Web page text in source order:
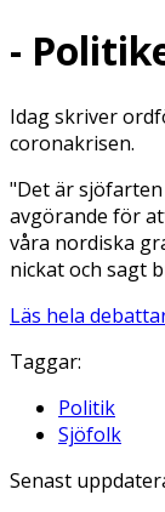
-
Idag skriver
coronakrisen.
"Det är
avgörande för
våra nordiska
nickat och sagt
Läs hela
Taggar:
Politik
Sjöfolk
Senast